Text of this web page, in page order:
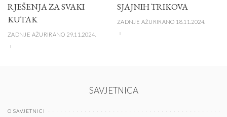
RJEŠENJA ZA SVAKI
KUTAK
ZADNJE AŽURIRANO 29.11.2024.
SJAJNIH TRIKOVA
ZADNJE AŽURIRANO 18.11.2024.
SAVJETNICA
O SAVJETNICI